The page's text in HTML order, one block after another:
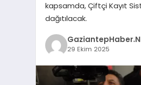
kapsamda, Çiftçi Kayıt
dağıtılacak.
29 Ekim 2025